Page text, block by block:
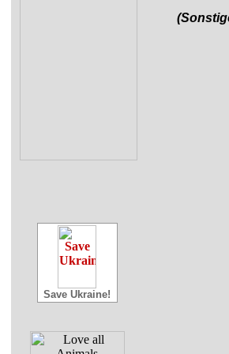
Save Ukraine!